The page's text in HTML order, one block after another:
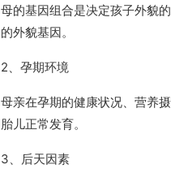
母的基因组合是决定孩子外貌
的外貌基因。
2、孕期环境
母亲在孕期的健康状况、营养
胎儿正常发育。
3、后天因素